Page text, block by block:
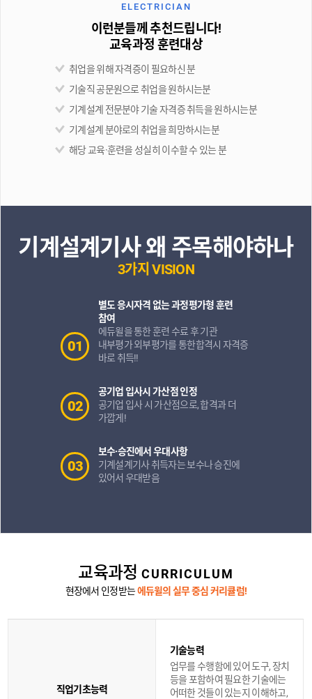
ELECTRICIAN
이런분들께 추천드립니다!
교육과정 훈련대상
취업을 위해 자격증이 필요하신 분
기술직 공문원으로 취업을 원하시는분
기계설계 전문분야 기술 자격증 취득을 원하시는분
기계설계 분야로의 취업을 희망하시는분
해당 교육·훈련을 성실히 이수할 수 있는 분
기계설계기사 왜 주목해야하나
3가지 VISION
01
별도 응시자격 없는과정평가형 훈련
참여
에듀윌을 통한 훈련 수료 후기관
내부평가 외부평가를 통한합격시 자격증
바로 취득!!
02
공기업 입사시가산점 인정
공기업 입사 시 가산점으로,합격과 더
가깝게!
03
보수·승진에서우대사항
기계설계기사 취득자는 보수나 승진에
있어서 우대받음
교육과정 CURRICULUM
현장에서 인정받는에듀윌의 실무 중심 커리큘럼!
직업기초능력
기술능력
업무를 수행함에 있어 도구, 장치
등을 포함하여 필요한 기술에는
어떠한 것들이 있는지 이해하고,